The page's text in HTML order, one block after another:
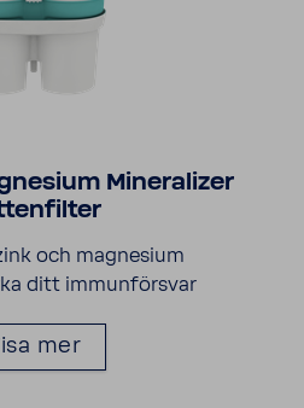
Mine­ra­lizer
och magne­sium
ditt immun­för­svar
mer